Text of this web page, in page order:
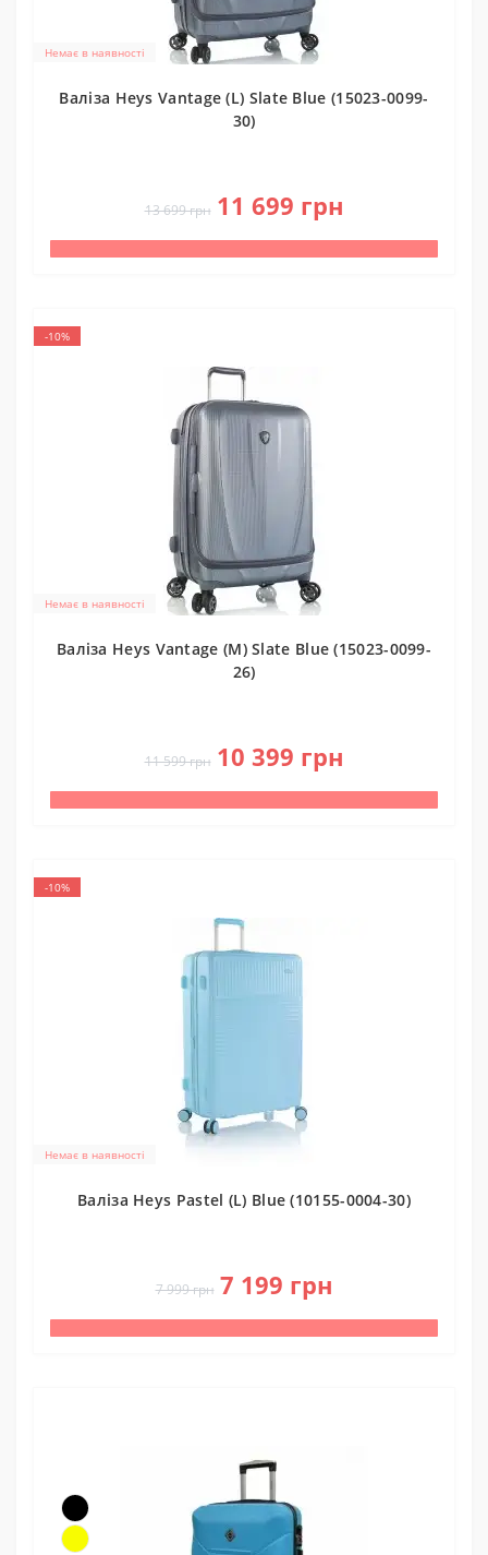
Немає в наявності
Валіза Heys Vantage (L) Slate Blue (15023-0099-
30)
13 699 грн 11 699 грн
-10%
Немає в наявності
Валіза Heys Vantage (M) Slate Blue (15023-0099-
26)
11 599 грн 10 399 грн
-10%
Немає в наявності
Валіза Heys Pastel (L) Blue (10155-0004-30)
7 999 грн 7 199 грн